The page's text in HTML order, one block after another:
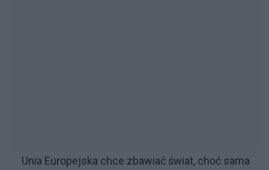
Unia Europejska chce zbawiać świat, choć sama